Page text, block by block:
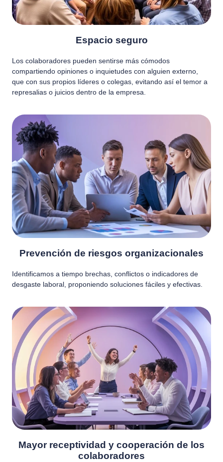
Espacio seguro
Los colaboradores pueden sentirse más cómodos
compartiendo opiniones o inquietudes con alguien externo,
que con sus propios líderes o colegas, evitando así el temor a
represalias o juicios dentro de la empresa.
Prevención de riesgos organizacionales
Identificamos a tiempo brechas, conflictos o indicadores de
desgaste laboral, proponiendo soluciones fáciles y efectivas.
Mayor receptividad y cooperación de los
colaboradores